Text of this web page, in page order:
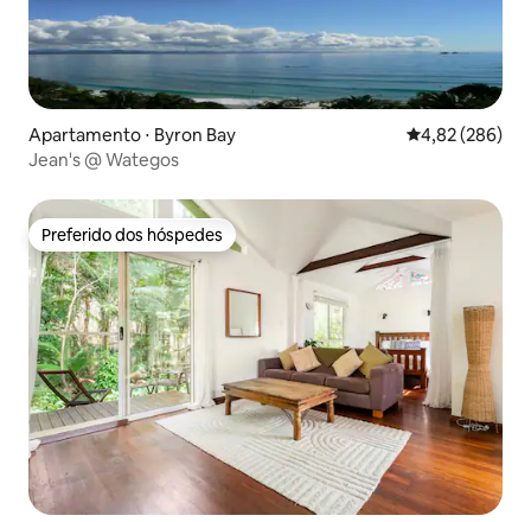
Apartamento ⋅ Byron Bay 4,82 de uma
4,82 (286)
Jean's @ Wategos
Preferido dos hóspedes
Preferido dos hóspedes